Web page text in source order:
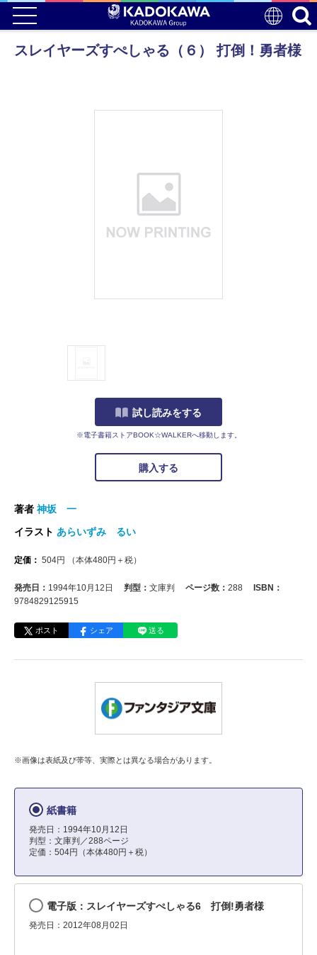
スレイヤーズすぺしゃる（６） 打倒！勇者様
試し読みをする
※電子書籍ストアBOOK☆WALKERへ移動します。
購入する
著者 神坂 一
イラスト あらいずみ るい
定価： 504円 （本体480円＋税）
発売日： 1994年10月12日 判型： 文庫判 ページ数： 288
ISBN：
9784829125915
ポスト シェア 送る
※画像は表紙及び帯等、実際とは異なる場合があります。
紙書籍
発売日：1994年10月12日
判型：文庫判／288ページ
定価：504円（本体480円＋税）
電子版：スレイヤーズすぺしゃる6 打倒!勇者様
発売日：2012年08月02日